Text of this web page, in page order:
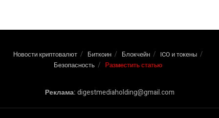
Новости криптовалют Биткоин Блокчейн
ICO и токены
Безопасность
Разместить статью
Реклама:digestmediaholding@gmail.com